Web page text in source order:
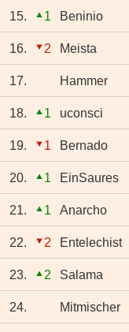
15. 1 Beninio
16. 2 Meista
17. Hammer
18. 1 uconsci
19. 1 Bernado
20. 1 EinSaures
21. 1 Anarcho
22. 2 Entelechist
23. 2 Salama
24. Mitmischer